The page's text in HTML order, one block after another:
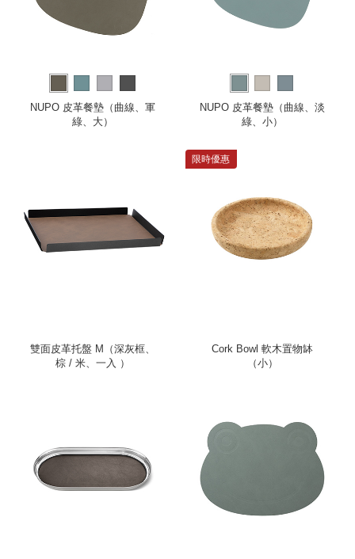
NUPO 皮革餐墊（曲線、軍
綠、大）
NUPO 皮革餐墊（曲線、淡
綠、小）
雙面皮革托盤 M（深灰框、
棕 / 米、一入 ）
限時優惠
Cork Bowl 軟木置物缽
（小）